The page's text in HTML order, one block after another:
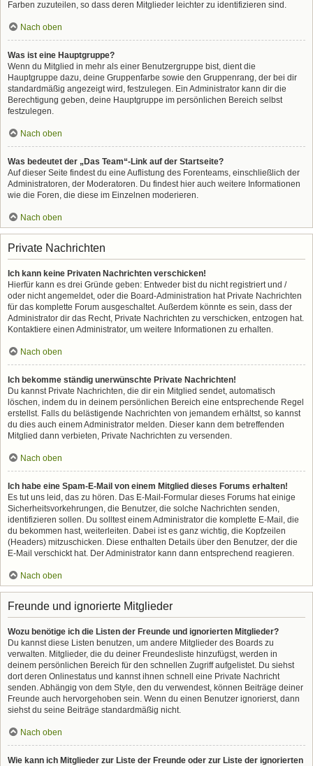
Farben zuzuteilen, so dass deren Mitglieder leichter zu identifizieren sind.
Nach oben
Was ist eine Hauptgruppe?
Wenn du Mitglied in mehr als einer Benutzergruppe bist, dient die
Hauptgruppe dazu, deine Gruppenfarbe sowie den Gruppenrang, der bei dir
standardmäßig angezeigt wird, festzulegen. Ein Administrator kann dir die
Berechtigung geben, deine Hauptgruppe im persönlichen Bereich selbst
festzulegen.
Nach oben
Was bedeutet der „Das Team“-Link auf der Startseite?
Auf dieser Seite findest du eine Auflistung des Forenteams, einschließlich der
Administratoren, der Moderatoren. Du findest hier auch weitere Informationen
wie die Foren, die diese im Einzelnen moderieren.
Nach oben
Private Nachrichten
Ich kann keine Privaten Nachrichten verschicken!
Hierfür kann es drei Gründe geben: Entweder bist du nicht registriert und /
oder nicht angemeldet, oder die Board-Administration hat Private Nachrichten
für das komplette Forum ausgeschaltet. Außerdem könnte es sein, dass der
Administrator dir das Recht, Private Nachrichten zu verschicken, entzogen hat.
Kontaktiere einen Administrator, um weitere Informationen zu erhalten.
Nach oben
Ich bekomme ständig unerwünschte Private Nachrichten!
Du kannst Private Nachrichten, die dir ein Mitglied sendet, automatisch
löschen, indem du in deinem persönlichen Bereich eine entsprechende Regel
erstellst. Falls du belästigende Nachrichten von jemandem erhältst, so kannst
du dies auch einem Administrator melden. Dieser kann dem betreffenden
Mitglied dann verbieten, Private Nachrichten zu versenden.
Nach oben
Ich habe eine Spam-E-Mail von einem Mitglied dieses Forums erhalten!
Es tut uns leid, das zu hören. Das E-Mail-Formular dieses Forums hat einige
Sicherheitsvorkehrungen, die Benutzer, die solche Nachrichten senden,
identifizieren sollen. Du solltest einem Administrator die komplette E-Mail, die
du bekommen hast, weiterleiten. Dabei ist es ganz wichtig, die Kopfzeilen
(Headers) mitzuschicken. Diese enthalten Details über den Benutzer, der die
E-Mail verschickt hat. Der Administrator kann dann entsprechend reagieren.
Nach oben
Freunde und ignorierte Mitglieder
Wozu benötige ich die Listen der Freunde und ignorierten Mitglieder?
Du kannst diese Listen benutzen, um andere Mitglieder des Boards zu
verwalten. Mitglieder, die du deiner Freundesliste hinzufügst, werden in
deinem persönlichen Bereich für den schnellen Zugriff aufgelistet. Du siehst
dort deren Onlinestatus und kannst ihnen schnell eine Private Nachricht
senden. Abhängig von dem Style, den du verwendest, können Beiträge deiner
Freunde auch hervorgehoben sein. Wenn du einen Benutzer ignorierst, dann
siehst du seine Beiträge standardmäßig nicht.
Nach oben
Wie kann ich Mitglieder zur Liste der Freunde oder zur Liste der ignorierten